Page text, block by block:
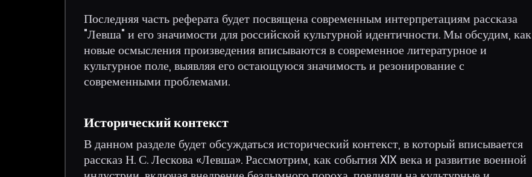
Последняя часть реферата будет посвящена современным интерпретациям рассказа
"Левша" и его значимости для российской культурной идентичности. Мы обсудим, как
новые осмысления произведения вписываются в современное литературное и
культурное поле, выявляя его остающуюся значимость и резонирование с
современными проблемами.
Исторический контекст
В данном разделе будет обсуждаться исторический контекст, в который вписывается
рассказ Н. С. Лескова «Левша». Рассмотрим, как события XIX века и развитие военной